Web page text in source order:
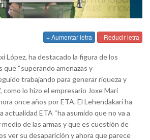
+ Aumentar letra - Reducir letra
López, ha destacado la figura de los
que “superando amenazas y
trabajando para generar riqueza y
como lo hizo el empresario Joxe Mari
once años por ETA. El Lehendakari ha
actualidad ETA “ha asumido que no va a
de las armas y que es cuestión de
ver su desaparición y ahora que parece